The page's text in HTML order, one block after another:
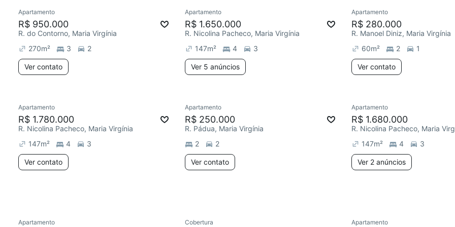
Chegou este mês
Apartamento
R$ 950.000
R. do Contorno, Maria Virgínia
270m² 3 2
Ver contato
Redecorar
Apartamento
R$ 1.650.000
R. Nicolina Pacheco, Maria Virgínia
147m² 4 3
Ver 5 anúncios
Redecorar
Apartamento
R$ 280.000
R. Manoel Diniz, Maria Virgínia
60m² 2 1
Ver contato
Redecorar
Apartamento
R$ 1.780.000
R. Nicolina Pacheco, Maria Virgínia
147m² 4 3
Ver contato
Redecorar
Apartamento
R$ 250.000
R. Pádua, Maria Virgínia
2
2
Ver contato
Redecorar
Apartamento
R$ 1.680.000
R. Nicolina Pacheco, Maria
147m² 4 3
Ver 2 anúncios
Apartamento Cobertura Apartamento